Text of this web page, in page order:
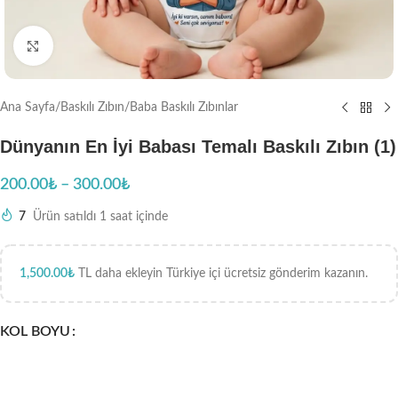
Büyütmek için tıklayın
Ana Sayfa/ Baskılı Zıbın/ Baba Baskılı Zıbınlar
Dünyanın En İyi Babası Temalı Baskılı Zıbın (1)
200.00₺ – 300.00₺
7 Ürün satıldı 1 saat içinde
1,500.00₺ TL daha ekleyin Türkiye içi ücretsiz gönderim kazanın.
KOL BOYU